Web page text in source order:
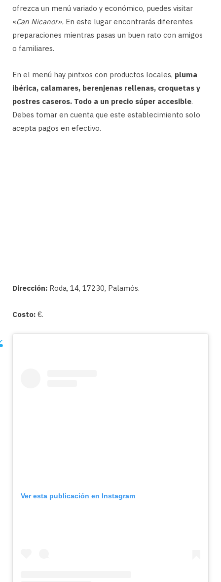
ofrezca un menú variado y económico, puedes visitar
«Can Nicanor». En este lugar encontrarás diferentes
preparaciones mientras pasas un buen rato con amigos
o familiares.
En el menú hay pintxos con productos locales, pluma
ibérica, calamares, berenjenas rellenas, croquetas y
postres caseros. Todo a un precio súper accesible.
Debes tomar en cuenta que este establecimiento solo
acepta pagos en efectivo.
Dirección: Roda, 14, 17230, Palamós.
Costo: €.
Ver esta publicación en Instagram